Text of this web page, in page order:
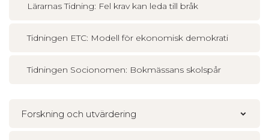
Lärarnas Tidning: Fel krav kan leda till bråk
Tidningen ETC: Modell för ekonomisk demokrati
Tidningen Socionomen: Bokmässans skolspår
Forskning och utvärdering